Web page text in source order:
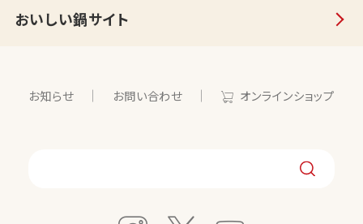
おいしい鍋サイト
お知らせ お問い合わせ オンラインショップ